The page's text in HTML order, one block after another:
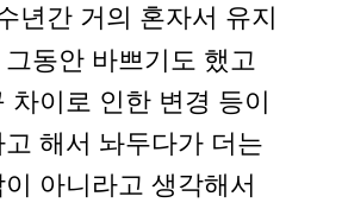
년간 거의 혼자서 유지
동안 바쁘기도 했고
차이로 인한 변경 등이
해서 놔두다가 더는
아니라고 생각해서